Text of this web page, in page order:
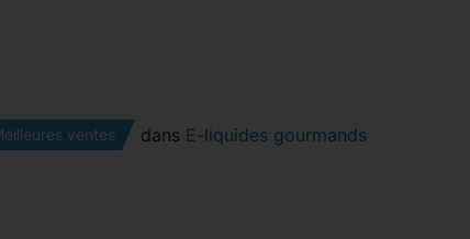
ventes dans E-liquides gourmands